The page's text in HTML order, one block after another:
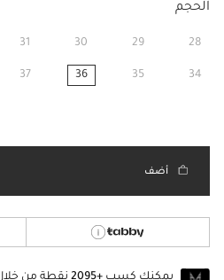
الحجم
28
29
30
31
34
35
36
37
أضف